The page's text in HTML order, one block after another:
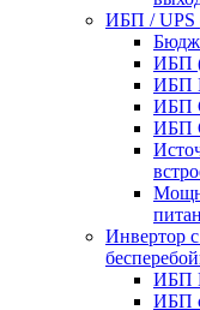
ИБП / UPS
ИБП
ИБП
ИБП
ИБП
Инвертор
ИБП
ИБП